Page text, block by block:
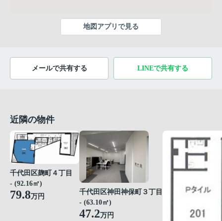
地図アプリで見る
メールで共有する LINEで共有する
近隣の物件
千代田区麹町４丁目
- (92.16㎡)
79.8万円
千代田区神田神保町３丁目
- (63.10㎡)
47.2万円